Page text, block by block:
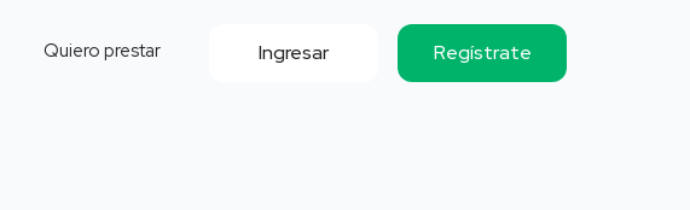
Quiero prestar Ingresar Regístrate